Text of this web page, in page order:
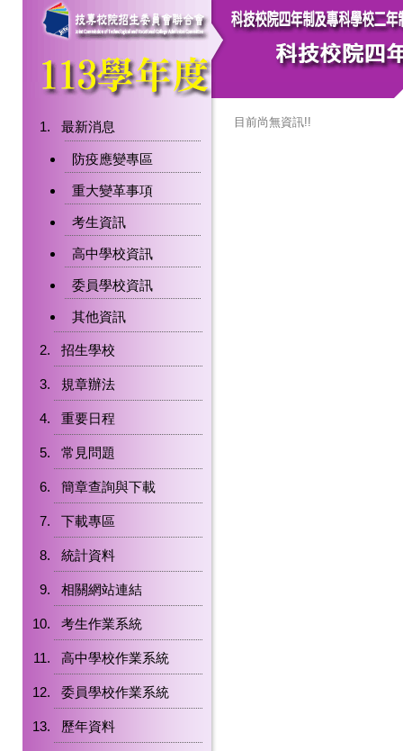
最新消息
防疫應變專區
重大變革事項
考生資訊
高中學校資訊
委員學校資訊
其他資訊
招生學校
規章辦法
重要日程
常見問題
簡章查詢與下載
下載專區
統計資料
相關網站連結
考生作業系統
高中學校作業系統
委員學校作業系統
歷年資料
目前尚無資訊!!